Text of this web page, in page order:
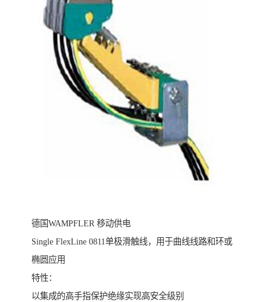
德国WAMPFLER 移动供电
Single FlexLine 0811单极滑触线，用于曲线线路和环或
椭圆应用
特性：
以集成的高手指保护绝缘实现高安全级别